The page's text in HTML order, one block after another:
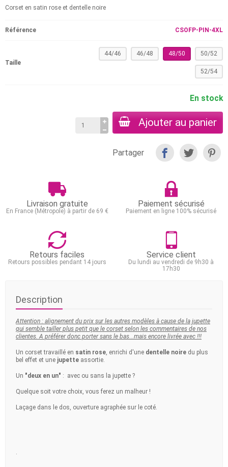
Corset en satin rose et dentelle noire
Référence CSOFP-PIN-4XL
Taille
44/46 46/48 48/50 50/52
52/54
En stock
Ajouter au panier
Partager
Livraison gratuite
En France (Métropole) à partir de 69 €
Paiement sécurisé
Paiement en ligne 100% sécurisé
Retours faciles
Retours possibles pendant 14 jours
Service client
Du lundi au vendredi de 9h30 à
17h30
Description
Attention : alignement du prix sur les autres modèles à cause de la jupette
qui semble tailler plus petit que le corset selon les commentaires de nos
clientes. A préférer donc porter sans le bas...mais encore livrée avec !!!
Un corset travaillé en satin rose, enrichi d'une dentelle noire du plus
bel effet et une jupette assortie.
Un "deux en un" : avec ou sans la jupette ?
Quelque soit votre choix, vous ferez un malheur !
Laçage dans le dos, ouverture agraphée sur le coté.
.